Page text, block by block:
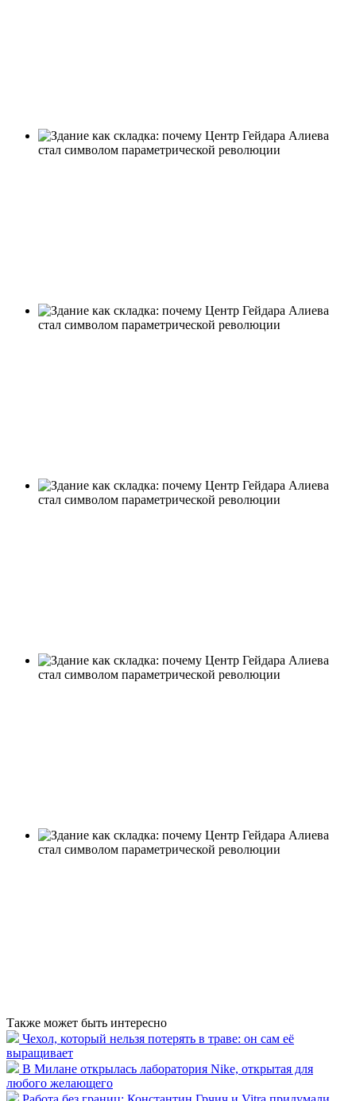
Также может быть интересно
Чехол, который нельзя потерять в траве: он сам её
выращивает
В Милане открылась лаборатория Nike, открытая для
любого желающего